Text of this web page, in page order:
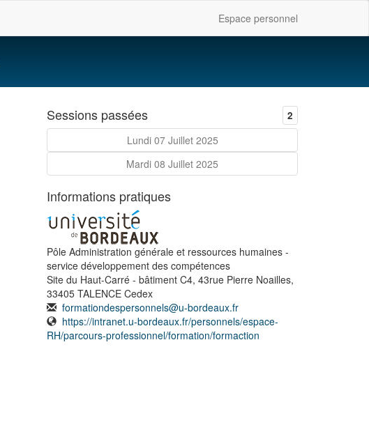
Espace personnel
Sessions passées 2
Lundi 07 Juillet 2025
Mardi 08 Juillet 2025
Informations pratiques
Pôle Administration générale et ressources humaines -
service développement des compétences
Site du Haut-Carré - bâtiment C4, 43rue Pierre Noailles,
33405 TALENCE Cedex
formationdespersonnels@u-bordeaux.fr
https://intranet.u-bordeaux.fr/personnels/espace-
RH/parcours-professionnel/formation/formaction